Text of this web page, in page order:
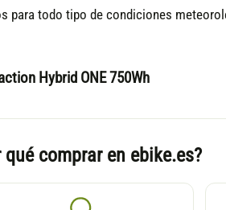
para todo tipo de condiciones
Hybrid ONE 750Wh
qué comprar en ebike.es?